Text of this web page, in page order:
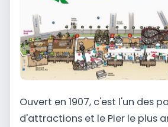
Ouvert en 1907, c'est l'un des
d'attractions et le Pier le plus